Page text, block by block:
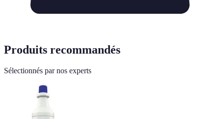
Produits recommandés
Sélectionnés par nos experts